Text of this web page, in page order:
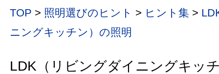
TOP > 照明選びのヒント > ヒント集 >
ニングキッチン）の照明
LDK（リビングダイニングキッ